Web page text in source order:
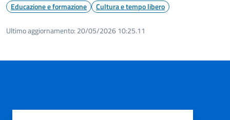
Educazione e formazione Cultura e tempo libero
Ultimo aggiornamento: 20/05/2026 10:25.11